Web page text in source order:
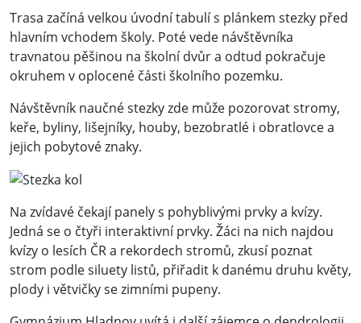
Trasa začíná velkou úvodní tabulí s plánkem stezky před
hlavním vchodem školy. Poté vede návštěvníka
travnatou pěšinou na školní dvůr a odtud pokračuje
okruhem v oplocené části školního pozemku.
Návštěvník naučné stezky zde může pozorovat stromy,
keře, byliny, lišejníky, houby, bezobratlé i obratlovce a
jejich pobytové znaky.
Na zvídavé čekají panely s pohyblivými prvky a kvízy.
Jedná se o čtyři interaktivní prvky. Žáci na nich najdou
kvízy o lesích ČR a rekordech stromů, zkusí poznat
strom podle siluety listů, přiřadit k danému druhu květy,
plody i větvičky se zimními pupeny.